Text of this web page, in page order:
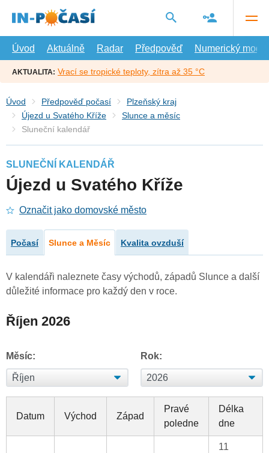
hlavní
Úvod
Aktuálně Radar Předpověď Numerický model
AKTUALITA: Vrací se tropické teploty, zítra až 35 °C
Úvod Předpověď počasí
Plzeňský kraj
Újezd u Svatého Kříže
Slunce a měsíc
Sluneční kalendář
SLUNEČNÍ KALENDÁŘ
Újezd u Svatého Kříže
Označit jako domovské město
Počasí Slunce a Měsíc Kvalita ovzduší
V kalendáři naleznete časy východů, západů Slunce a další
důležité informace pro každý den v roce.
Říjen 2026
Měsíc: Rok:
Datum Východ Západ
Pravé
poledne
Délka
dne
11